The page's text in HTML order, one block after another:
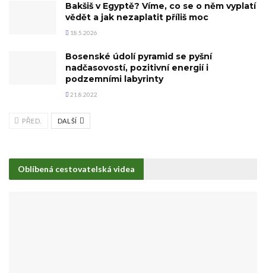
Bakšiš v Egyptě? Víme, co se o něm vyplatí
vědět a jak nezaplatit příliš moc
18.5.2026
Bosenské údolí pyramid se pyšní
nadčasovostí, pozitivní energií i
podzemními labyrinty
21.8.2022
PŘED. DALŠÍ
Oblíbená cestovatelská videa